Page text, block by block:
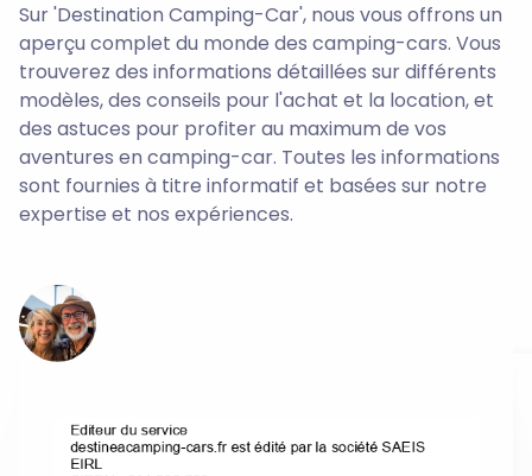
Sur 'Destination Camping-Car', nous vous offrons un
aperçu complet du monde des camping-cars. Vous
trouverez des informations détaillées sur différents
modèles, des conseils pour l'achat et la location, et
des astuces pour profiter au maximum de vos
aventures en camping-car. Toutes les informations
sont fournies à titre informatif et basées sur notre
expertise et nos expériences.